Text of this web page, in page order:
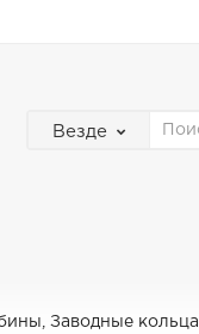
Везде
Заводные кольца